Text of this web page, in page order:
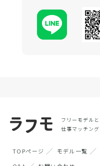
フリーモデル
仕事マッチン
TOPページ モデル一覧